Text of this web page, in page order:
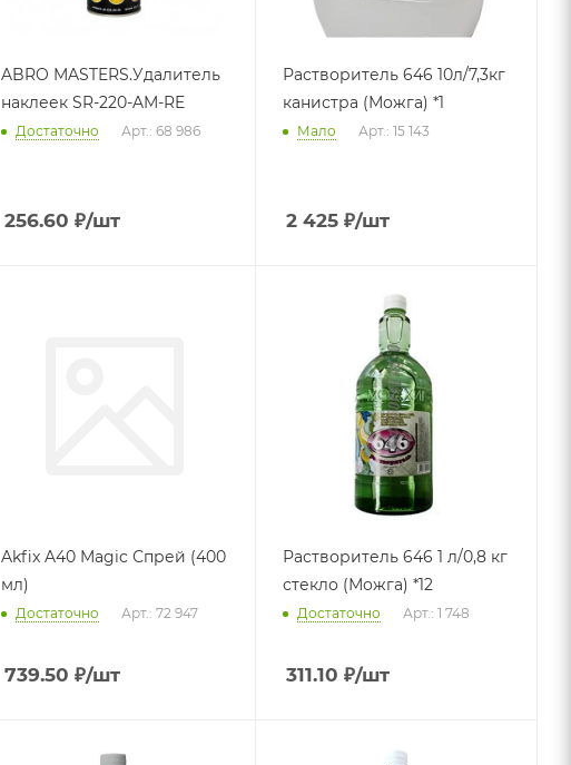
ABRO MASTERS.Удалитель
наклеек SR-220-AM-RE
Достаточно Арт.: 68 986
256.60 ₽/шт
Растворитель 646 10л/7,3кг
канистра (Можга) *1
Мало Арт.: 15 143
2 425 ₽/шт
Akfix A40 Magic Спрей (400
мл)
Достаточно Арт.: 72 947
739.50 ₽/шт
Растворитель 646 1 л/0,8 кг
стекло (Можга) *12
Достаточно Арт.: 1 748
311.10 ₽/шт